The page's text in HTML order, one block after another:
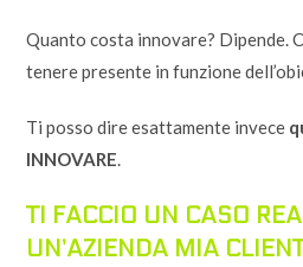
Quanto costa innovare? Dipende.
tenere presente in funzione
Ti posso dire esattamente invece
INNOVARE.
TI FACCIO UN CASO
UN’AZIENDA MIA